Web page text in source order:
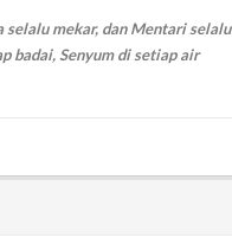
selalu mekar, dan Mentari selalu
badai, Senyum di setiap air